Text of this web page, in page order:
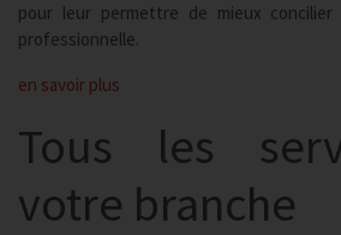
pour leur permettre de mieux
professionnelle.
en savoir plus
Tous les
votre branche